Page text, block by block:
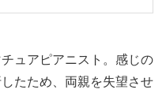
ュアピアニスト。感じの
たため、両親を失望させ